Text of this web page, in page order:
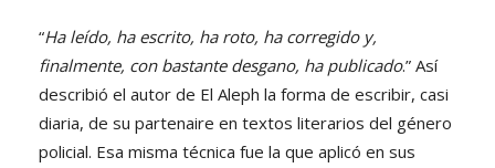
“Ha leído, ha escrito, ha roto, ha corregido y,
finalmente, con bastante desgano, ha publicado.” Así
describió el autor de El Aleph la forma de escribir, casi
diaria, de su partenaire en textos literarios del género
policial. Esa misma técnica fue la que aplicó en sus